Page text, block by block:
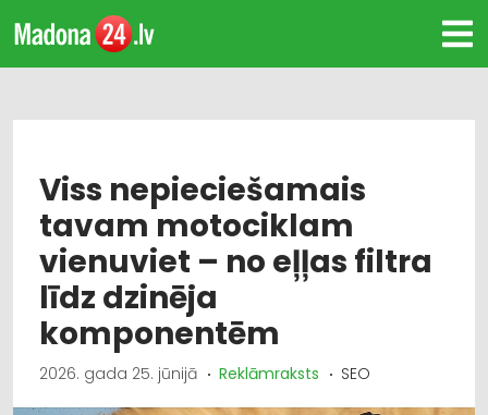
Viss nepieciešamais
tavam motociklam
vienuviet – no eļļas filtra
līdz dzinēja
komponentēm
2026. gada 25. jūnijā Reklāmraksts SEO